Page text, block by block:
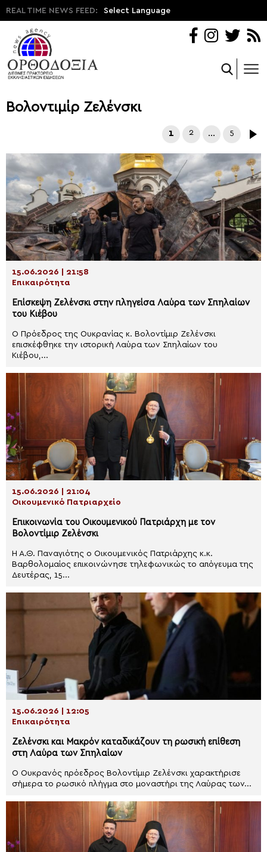
REAL TIME NEWS FEED: Select Language
Βολοντιμίρ Ζελένσκι
1 2 … 5
15.06.2026 | 21:58
Επικαιρότητα
Επίσκεψη Ζελένσκι στην πληγείσα Λαύρα των Σπηλαίων
του Κιέβου
Ο Πρόεδρος της Ουκρανίας κ. Βολοντίμιρ Ζελένσκι
επισκέφθηκε την ιστορική Λαύρα των Σπηλαίων του
Κιέβου,...
15.06.2026 | 21:04
Οικουμενικό Πατριαρχείο
Επικοινωνία του Οικουμενικού Πατριάρχη με τον
Βολοντίμιρ Ζελένσκι
Η Α.Θ. Παναγιότης ο Οικουμενικός Πατριάρχης κ.κ.
Βαρθολομαίος επικοινώνησε τηλεφωνικώς το απόγευμα της
Δευτέρας, 15...
15.06.2026 | 12:05
Επικαιρότητα
Ζελένσκι και Μακρόν καταδικάζουν τη ρωσική επίθεση
στη Λαύρα των Σπηλαίων
Ο Ουκρανός πρόεδρος Βολοντίμιρ Ζελένσκι χαρακτήρισε
σήμερα το ρωσικό πλήγμα στο μοναστήρι της Λαύρας των...